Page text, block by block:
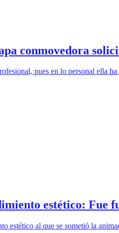
conmovedora
pues en lo personal ella
estético: Fue
estético al que se sometió la